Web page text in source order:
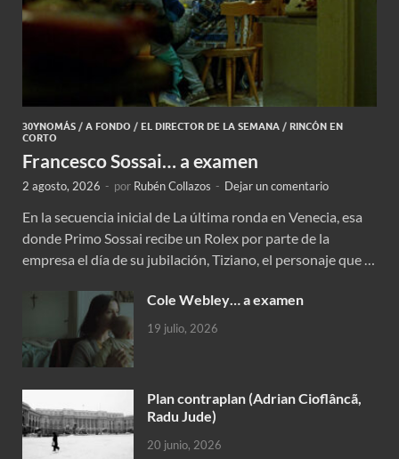
30YNOMÁS / A FONDO / EL DIRECTOR DE LA SEMANA / RINCÓN EN
CORTO
Francesco Sossai… a examen
2 agosto, 2026 - por Rubén Collazos - Dejar un comentario
En la secuencia inicial de La última ronda en Venecia, esa
donde Primo Sossai recibe un Rolex por parte de la
empresa el día de su jubilación, Tiziano, el personaje que …
Cole Webley… a examen
19 julio, 2026
Plan contraplan (Adrian Cioflâncã,
Radu Jude)
20 junio, 2026